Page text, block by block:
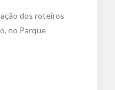
dos roteiros
no Parque